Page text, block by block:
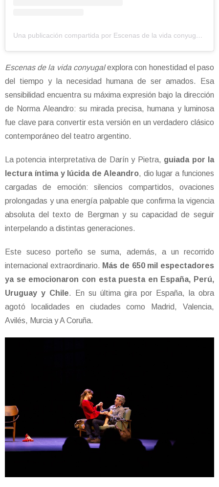
Una publicación compartida por Escenas de la vida conyugal (@escenasdelavidaconyugal)
Escenas de la vida conyugalexplora con honestidad el paso
del tiempo y la necesidad humana de ser amados. Esa
sensibilidad encuentra su máxima expresión bajo la dirección
de Norma Aleandro: su mirada precisa, humana y luminosa
fue clave para convertir esta versión en un verdadero clásico
contemporáneo del teatro argentino.
La potencia interpretativa de Darín y Pietra, guiada por la
lectura íntima y lúcida de Aleandro, dio lugar a funciones
cargadas de emoción: silencios compartidos, ovaciones
prolongadas y una energía palpable que confirma la vigencia
absoluta del texto de Bergman y su capacidad de seguir
interpelando a distintas generaciones.
Este suceso porteño se suma, además, a un recorrido
internacional extraordinario. Más de 650 mil espectadores
ya se emocionaron con esta puesta en España, Perú,
Uruguay y Chile. En su última gira por España, la obra
agotó localidades en ciudades como Madrid, Valencia,
Avilés, Murcia y A Coruña.